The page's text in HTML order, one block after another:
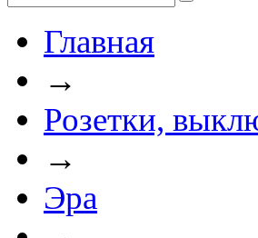
Главная
→
Розетки,
→
Эра